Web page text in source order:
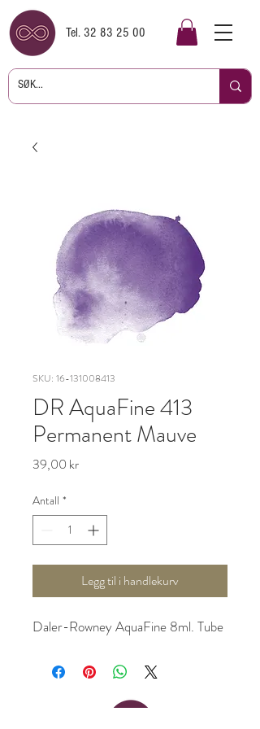
Tel. 32 83 25 00
SKU: 16-131008413
DR AquaFine 413
Permanent Mauve
39,00 krPris
Antall *
Legg til i handlekurv
Daler-Rowney AquaFine 8ml. Tube